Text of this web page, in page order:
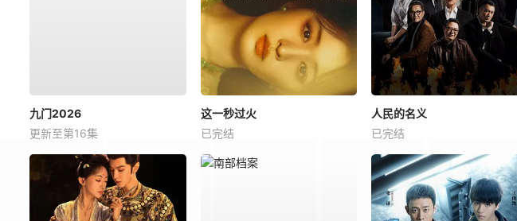
九门2026
更新至第16集
这一秒过火
已完结
人民的名义
已完结